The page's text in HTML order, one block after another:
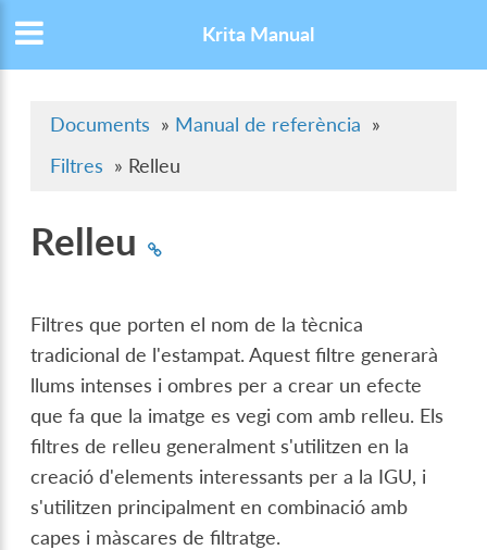
Krita Manual
Documents » Manual de referència »
Filtres » Relleu
Relleu
Filtres que porten el nom de la tècnica
tradicional de l'estampat. Aquest filtre generarà
llums intenses i ombres per a crear un efecte
que fa que la imatge es vegi com amb relleu. Els
filtres de relleu generalment s'utilitzen en la
creació d'elements interessants per a la IGU, i
s'utilitzen principalment en combinació amb
capes i màscares de filtratge.